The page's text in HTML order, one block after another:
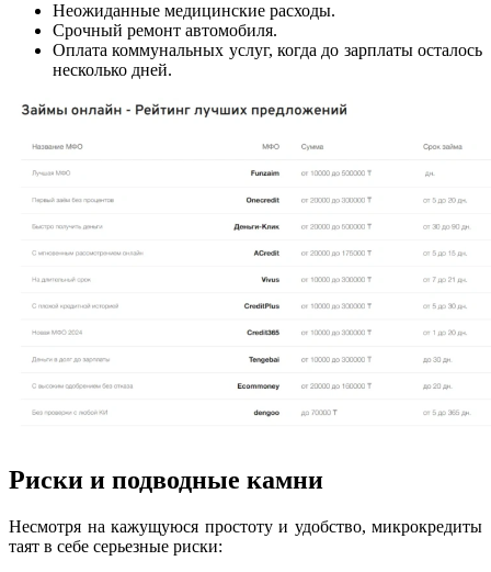
Неожиданные медицинские расходы.
Срочный ремонт автомобиля.
Оплата коммунальных услуг, когда до зарплаты осталось
несколько дней.
Риски и подводные камни
Несмотря на кажущуюся простоту и удобство, микрокредиты
таят в себе серьезные риски: